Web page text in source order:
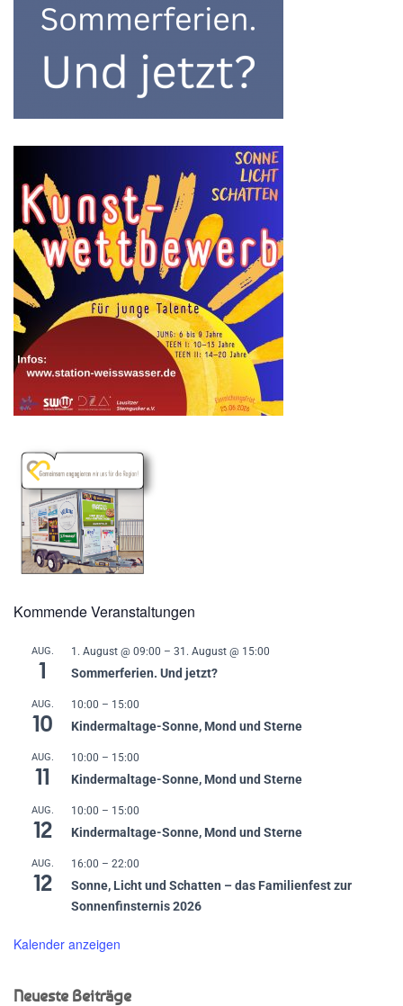
Kommende Veranstaltungen
AUG.
1
1. August @ 09:00 – 31. August @ 15:00
Sommerferien. Und jetzt?
AUG.
10
10:00 – 15:00
Kindermaltage-Sonne, Mond und Sterne
AUG.
11
10:00 – 15:00
Kindermaltage-Sonne, Mond und Sterne
AUG.
12
10:00 – 15:00
Kindermaltage-Sonne, Mond und Sterne
AUG.
12
16:00 – 22:00
Sonne, Licht und Schatten – das Familienfest zur
Sonnenfinsternis 2026
Kalender anzeigen
Neueste Beiträge